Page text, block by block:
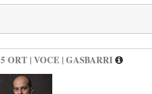
ORT | VOCE | GASBARRI